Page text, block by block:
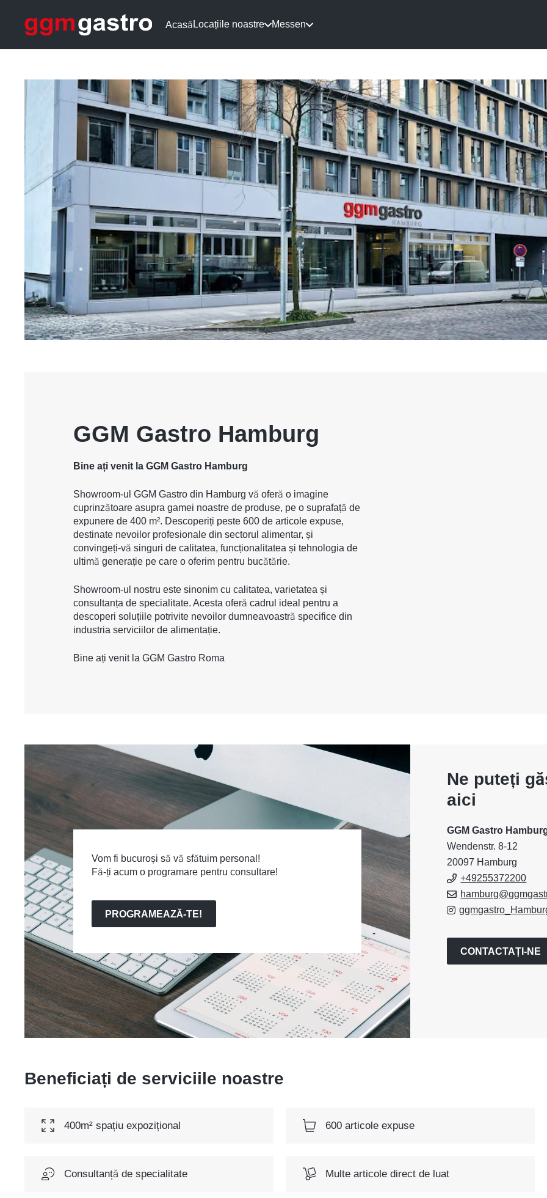
Acasă Locațiile noastre Messen
GGM Gastro Hamburg
Bine ați venit la GGM Gastro Hamburg
Showroom-ul GGM Gastro din Hamburg vă oferă o imagine
cuprinzătoare asupra gamei noastre de produse, pe o suprafață de
expunere de 400 m². Descoperiți peste 600 de articole expuse,
destinate nevoilor profesionale din sectorul alimentar, și
convingeți-vă singuri de calitatea, funcționalitatea și tehnologia de
ultimă generație pe care o oferim pentru bucătărie.
Showroom-ul nostru este sinonim cu calitatea, varietatea și
consultanța de specialitate. Acesta oferă cadrul ideal pentru a
descoperi soluțiile potrivite nevoilor dumneavoastră specifice din
industria serviciilor de alimentație.
Bine ați venit la GGM Gastro Roma
Vom fi bucuroși să vă sfătuim personal!
Fă-ți acum o programare pentru consultare!
PROGRAMEAZĂ-TE!
Ne puteți
aici
GGM Gastro
Wendenstr. 8-12
20097 Hamburg
+49255372200
CONTACTAȚI-NE
Beneficiați de serviciile noastre
400m² spațiu expozițional 600 articole expuse
Consultanță de specialitate Multe articole direct de luat